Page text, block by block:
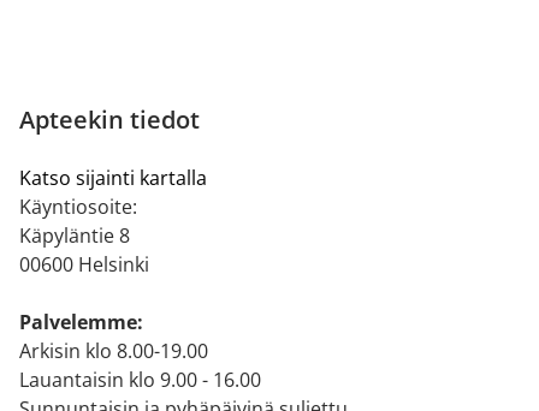
Apteekin tiedot
Katso sijainti kartalla
Käyntiosoite:
Käpyläntie 8
00600 Helsinki
Palvelemme:
Arkisin klo 8.00-19.00
Lauantaisin klo 9.00 - 16.00